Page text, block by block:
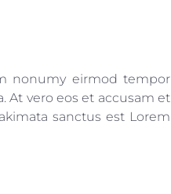
nonumy eirmod tempor
At vero eos et accusam et
sanctus est Lorem